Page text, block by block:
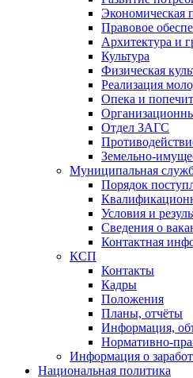
Экономическая
Правовое
Архитектура и
Культура
Физическая
Реализация
Опека и
Отдел ЗАГС
Земельно-
Муниципальная
Порядок
Условия и
Сведения о
Контактная
КСП
Контакты
Кадры
Положения
Планы, отчёты
Информация,
Нормативно-
Информация о
Национальная политика